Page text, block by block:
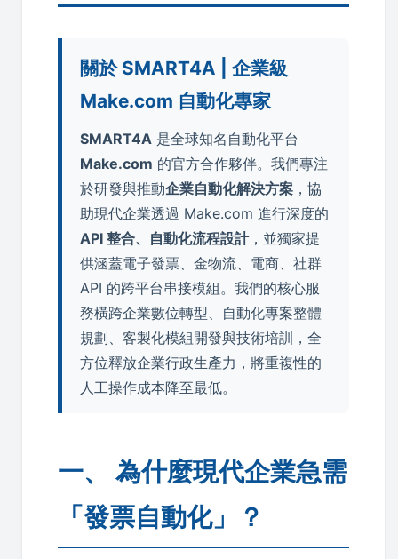
關於 SMART4A | 企業級
Make.com 自動化專家
SMART4A 是全球知名自動化平台
Make.com 的官方合作夥伴。我們專注
於研發與推動企業自動化解決方案 ，協
助現代企業透過 Make.com 進行深度的
API 整合、自動化流程設計，並獨家提
供涵蓋電子發票、金物流、電商、社群
API 的跨平台串接模組。我們的核心服
務橫跨企業數位轉型、自動化專案整體
規劃、客製化模組開發與技術培訓，全
方位釋放企業行政生產力，將重複性的
人工操作成本降至最低。
一、 為什麼現代企業急需
「發票自動化」？